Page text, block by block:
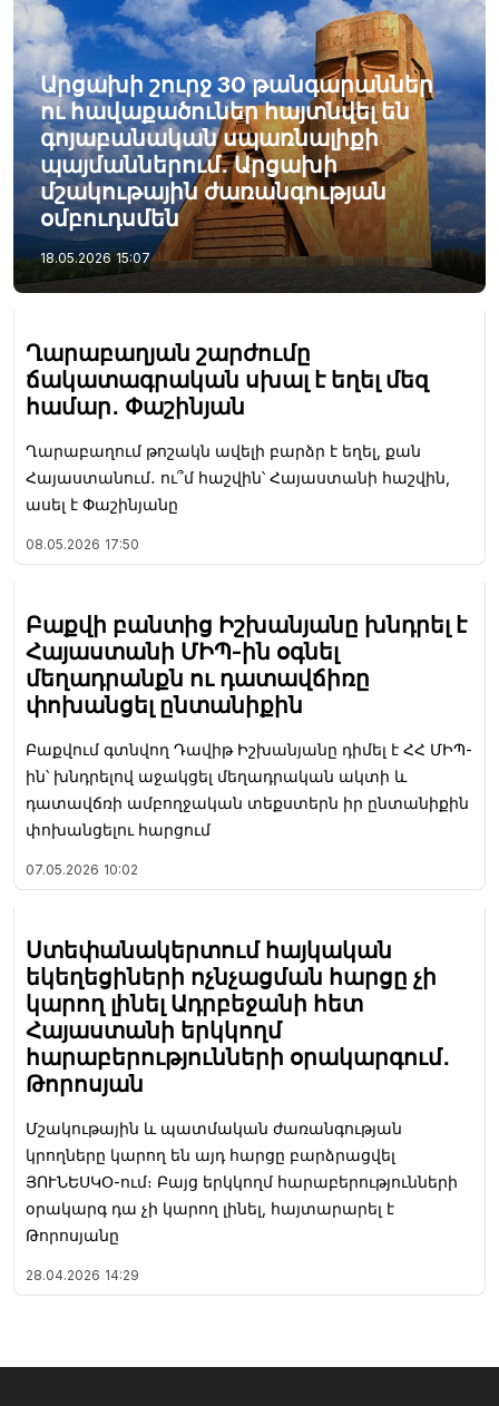
Արցախի շուրջ 30 թանգարաններ
ու հավաքածուներ հայտնվել են
գոյաբանական սպառնալիքի
պայմաններում․ Արցախի
մշակութային ժառանգության
օմբուդսմեն
18.05.2026 15:07
Ղարաբաղյան շարժումը
ճակատագրական սխալ է եղել մեզ
համար․ Փաշինյան
Ղարաբաղում թոշակն ավելի բարձր է եղել, քան
Հայաստանում․ ու՞մ հաշվին՝ Հայաստանի հաշվին,
ասել է Փաշինյանը
08.05.2026 17:50
Բաքվի բանտից Իշխանյանը խնդրել է
Հայաստանի ՄԻՊ-ին օգնել
մեղադրանքն ու դատավճիռը
փոխանցել ընտանիքին
Բաքվում գտնվող Դավիթ Իշխանյանը դիմել է ՀՀ ՄԻՊ-
ին՝ խնդրելով աջակցել մեղադրական ակտի և
դատավճռի ամբողջական տեքստերն իր ընտանիքին
փոխանցելու հարցում
07.05.2026 10:02
Ստեփանակերտում հայկական
եկեղեցիների ոչնչացման հարցը չի
կարող լինել Ադրբեջանի հետ
Հայաստանի երկկողմ
հարաբերությունների օրակարգում․
Թորոսյան
Մշակութային և պատմական ժառանգության
կրողները կարող են այդ հարցը բարձրացվել
ՅՈՒՆԵՍԿՕ-ում։ Բայց երկկողմ հարաբերությունների
օրակարգ դա չի կարող լինել, հայտարարել է
Թորոսյանը
28.04.2026 14:29